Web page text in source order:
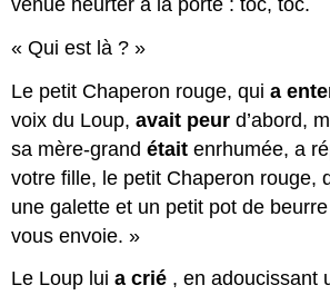
venue heurter à la porte : toc, toc.
« Qui est là ? »
Le petit Chaperon rouge, quia
voix du Loup,avait peur d’abord,
sa mère-grandétait enrhumée, a
votre fille, le petit Chaperon rouge,
une galette et un petit pot de
vous envoie. »
Le Loup luia crié , en adoucissant